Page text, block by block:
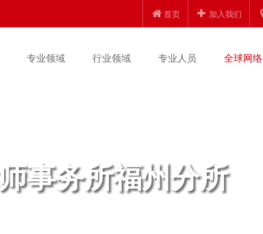
首页 加入我们
专业领域 行业领域 专业人员 全球网络
事务所福州分所